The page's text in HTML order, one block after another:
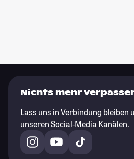
Nichts mehr
Lass uns in Verbindung bleiben
unseren Social-Media Kanälen.